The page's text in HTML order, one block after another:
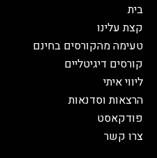
בית
קצת עלינו
טעימה מהקורסים בחינם
קורסים דיגיטליים
ליווי איתי
הרצאות וסדנאות
פודקאסט
צרו קשר